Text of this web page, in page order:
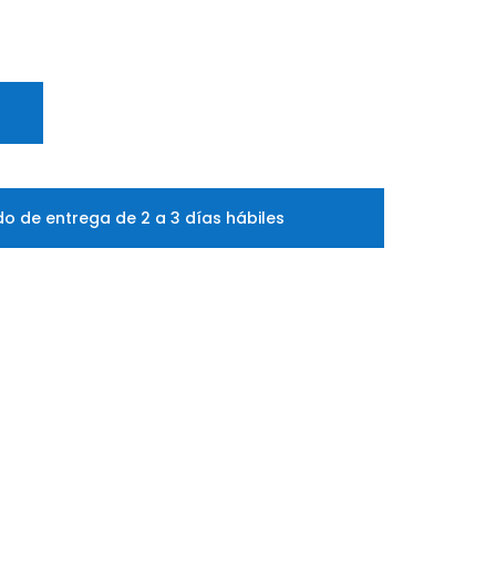
de entrega de 2 a 3 días hábiles